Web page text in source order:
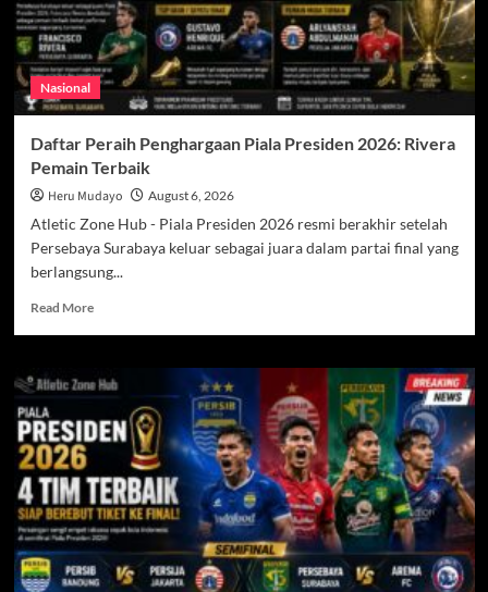
Nasional
Daftar Peraih Penghargaan Piala Presiden 2026: Rivera
Pemain Terbaik
Heru Mudayo August 6, 2026
Atletic Zone Hub - Piala Presiden 2026 resmi berakhir setelah
Persebaya Surabaya keluar sebagai juara dalam partai final yang
berlangsung...
Read MoreRead
Peraih
Penghargaan
Piala
Presiden
Rivera
Pemain
Terbaik